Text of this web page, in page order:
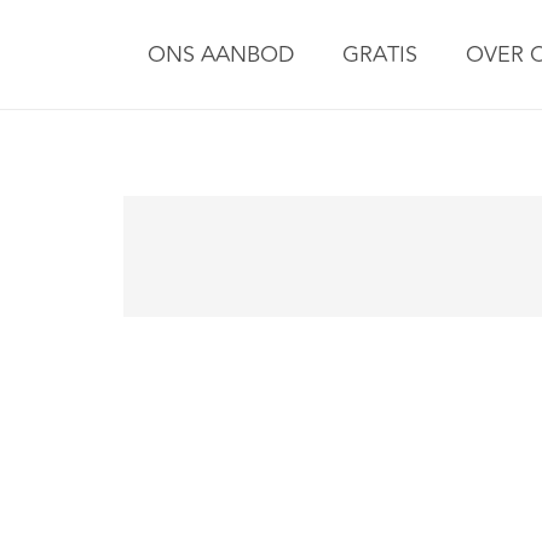
ONS AANBOD GRATIS OVER